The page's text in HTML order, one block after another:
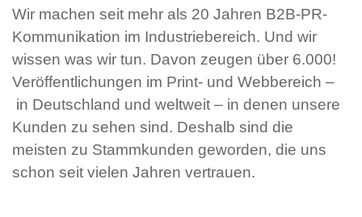
Wir machen seit mehr als 20 Jahren B2B-PR-
Kommunikation im Industriebereich. Und wir
wissen was wir tun. Davon zeugen über 6.000!
Veröffentlichungen im Print- und Webbereich –
in Deutschland und weltweit – in denen unsere
Kunden zu sehen sind. Deshalb sind die
meisten zu Stammkunden geworden, die uns
schon seit vielen Jahren vertrauen.